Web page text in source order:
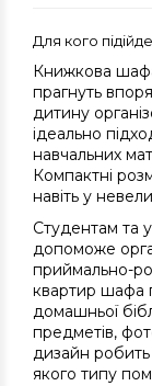
Для кого
Книжкова
прагнуть
дитину
ідеально
навчальних
Компактні
навіть у
Студентам та
допоможе
приймально-
квартир шафа
домашньої
предметів,
дизайн
якого типу